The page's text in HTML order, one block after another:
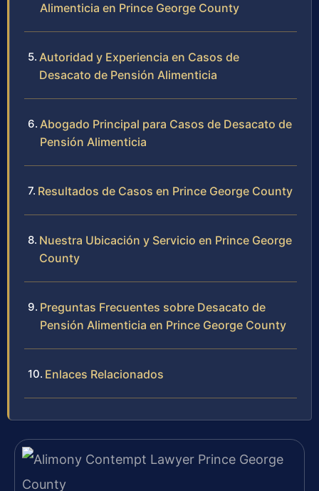
Alimenticia en Prince George County
Autoridad y Experiencia en Casos de
Desacato de Pensión Alimenticia
Abogado Principal para Casos de Desacato de
Pensión Alimenticia
Resultados de Casos en Prince George County
Nuestra Ubicación y Servicio en Prince George
County
Preguntas Frecuentes sobre Desacato de
Pensión Alimenticia en Prince George County
Enlaces Relacionados